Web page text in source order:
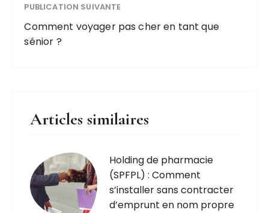
PUBLICATION SUIVANTE
Comment voyager pas cher en tant que
sénior ?
Articles similaires
Holding de pharmacie
(SPFPL) : Comment
s’installer sans contracter
d’emprunt en nom propre